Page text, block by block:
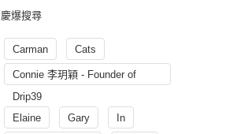
慶爆搜尋
Carman Cats
Connie 李玥穎 - Founder of
Drip39
Elaine
Gary In